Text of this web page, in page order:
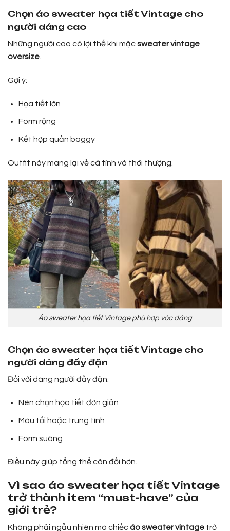
Chọn áo sweater họa tiết Vintage cho
người dáng cao
Những người cao có lợi thế khi mặcsweater vintage
oversize
Gợi ý:
Họa tiết lớn
Form rộng
Kết hợp quần baggy
Outfit này mang lại vẻ cá tính và thời thượng.
Áo sweater họa tiết Vintage phù hợp vóc dáng
Chọn áo sweater họa tiết Vintage cho
người dáng đầy đặn
Đối với dáng người đầy đặn:
Nên chọn họa tiết đơn giản
Màu tối hoặc trung tính
Form suông
Điều này giúp tổng thể cân đối hơn.
Vì sao áo sweater họa tiết Vintage
trở thành item “must-have” của
giới trẻ?
Không phải ngẫu nhiên mà chiếcáo sweater vintage trở